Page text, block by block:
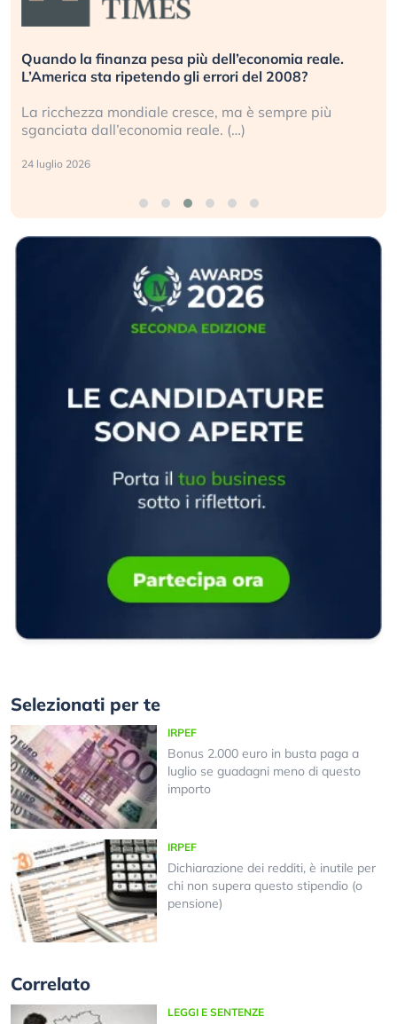
Quando la finanza pesa più dell’economia reale.
L’America sta ripetendo gli errori del 2008?
La ricchezza mondiale cresce, ma è sempre più
sganciata dall’economia reale. (…)
24 luglio 2026
Selezionati per te
IRPEF
Bonus 2.000 euro in busta paga a
luglio se guadagni meno di questo
importo
IRPEF
Dichiarazione dei redditi, è inutile per
chi non supera questo stipendio (o
pensione)
Correlato
LEGGI E SENTENZE